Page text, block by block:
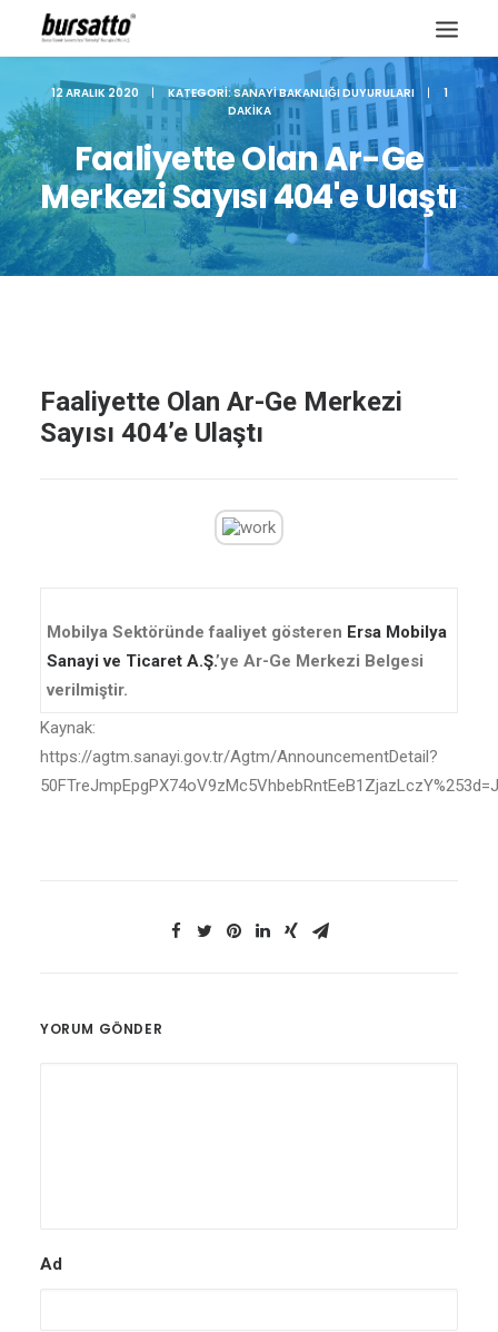
Site içi arama
12 ARALIK 2020 | KATEGORI:SANAYI BAKANLIĞI DUYURULARI |
1
DAKIKA
Faaliyette Olan Ar-Ge
Merkezi Sayısı 404'e Ulaştı
Faaliyette Olan Ar-Ge Merkezi
Sayısı 404’e Ulaştı
Mobilya Sektöründe faaliyet gösteren Ersa Mobilya
Sanayi ve Ticaret A.Ş.’ye Ar-Ge Merkezi Belgesi
verilmiştir.
Kaynak:
https://agtm.sanayi.gov.tr/Agtm/AnnouncementDetail?
YORUM GÖNDER
Ad